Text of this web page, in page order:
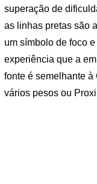
superação de
as linhas pretas são
um símbolo de foco
experiência que a
fonte é semelhante
vários pesos ou